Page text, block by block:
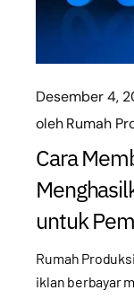
Desember 4,
olehRumah
Cara
untuk
Rumah
iklan berbayar